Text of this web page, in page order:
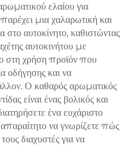
ελαίου για
παρέχει μια χαλαρωτική και
αυτοκίνητο, καθιστώντας
αυτοκινήτου με
στη χρήση προϊόν που
οδήγησης και να
Ο καθαρός αρωματικός
είναι ένας βολικός και
ένα ευχάριστο
να γνωρίζετε πώς
διαχυστές για να